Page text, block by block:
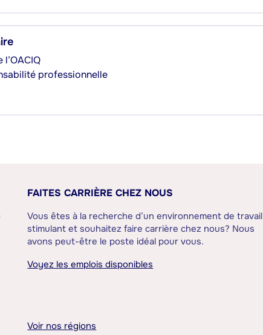
professionnelle
FAITES CARRIÈRE CHEZ NOUS
Vous êtes à la recherche d’un environnement de travail
stimulant et souhaitez faire carrière chez nous? Nous
avons peut-être le poste idéal pour vous.
Voyez les emplois disponibles
Voir nos régions